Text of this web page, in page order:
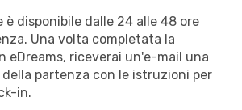
è disponibile dalle 24 alle 48 ore
Una volta completata la
eDreams, riceverai un'e-mail una
partenza con le istruzioni per
in.